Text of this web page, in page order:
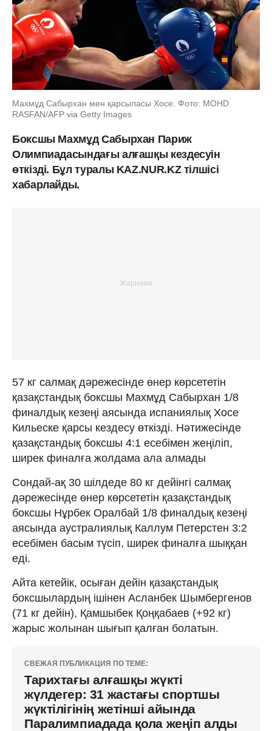
Махмұд Сабырхан мен қарсыласы Хосе. Фото: MOHD
RASFAN/AFP via Getty Images
Боксшы Махмұд Сабырхан Париж
Олимпиадасындағы алғашқы кездесуін
өткізді. Бұл туралы KAZ.NUR.KZ тілшісі
хабарлайды.
57 кг салмақ дәрежесінде өнер көрсететін
қазақстандық боксшы Махмұд Сабырхан 1/8
финалдық кезеңі аясында испаниялық Хосе
Кильеске қарсы кездесу өткізді. Нәтижесінде
қазақстандық боксшы 4:1 есебімен жеңіліп,
ширек финалға жолдама ала алмады
Сондай-ақ 30 шілдеде 80 кг дейінгі салмақ
дәрежесінде өнер көрсететін қазақстандық
боксшы Нұрбек Оралбай 1/8 финалдық кезеңі
аясында аустралиялық Каллум Петерстен 3:2
есебімен басым түсіп, ширек финалға шыққан
еді.
Айта кетейік, осыған дейін қазақстандық
боксшылардың ішінен Асланбек Шымбергенов
(71 кг дейін), Қамшыбек Қоңқабаев (+92 кг)
жарыс жолынан шығып қалған болатын.
СВЕЖАЯ ПУБЛИКАЦИЯ ПО ТЕМЕ:
Тарихтағы алғашқы жүкті
жүлдегер: 31 жастағы спортшы
жүктілігінің жетінші айында
Паралимпиадада қола жеңіп алды